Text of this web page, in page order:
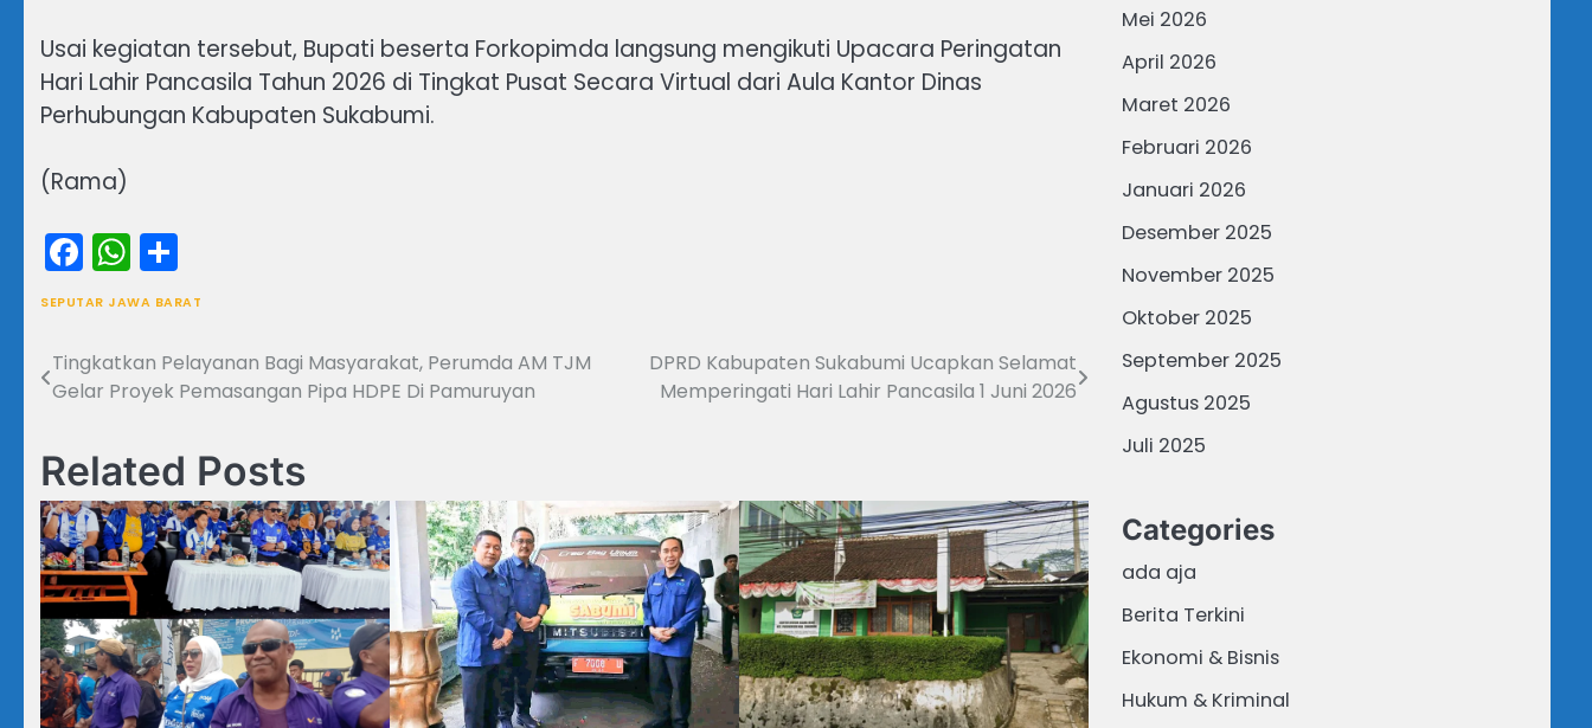
Usai kegiatan tersebut, Bupati beserta Forkopimda langsung mengikuti Upacara Peringatan
Hari Lahir Pancasila Tahun 2026 di Tingkat Pusat Secara Virtual dari Aula Kantor Dinas
Perhubungan Kabupaten Sukabumi.
(Rama)
Facebook
WhatsApp
SEPUTAR JAWA BARAT
Navigasi
Tingkatkan Pelayanan Bagi Masyarakat, Perumda AM TJM
Gelar Proyek Pemasangan Pipa HDPE Di Pamuruyan
DPRD Kabupaten Sukabumi Ucapkan Selamat
Memperingati Hari Lahir Pancasila 1 Juni 2026
Related Posts
Mei 2026
April 2026
Maret 2026
Februari 2026
Januari 2026
Desember 2025
November 2025
Oktober 2025
September 2025
Agustus 2025
Juli 2025
Categories
ada aja
Berita Terkini
Ekonomi & Bisnis
Hukum & Kriminal